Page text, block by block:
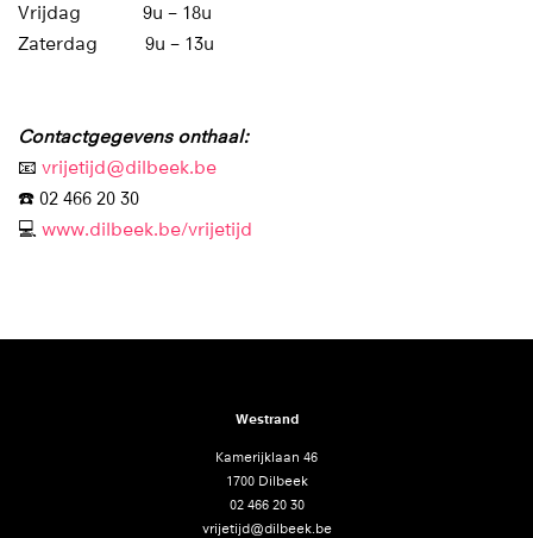
Vrijdag 9u – 18u
Zaterdag 9u – 13u
Contactgegevens onthaal:
📧 vrijetijd@dilbeek.be
☎️ 02 466 20 30
💻 www.dilbeek.be/vrijetijd
Westrand
Kamerijklaan 46
1700 Dilbeek
02 466 20 30
vrijetijd@dilbeek.be